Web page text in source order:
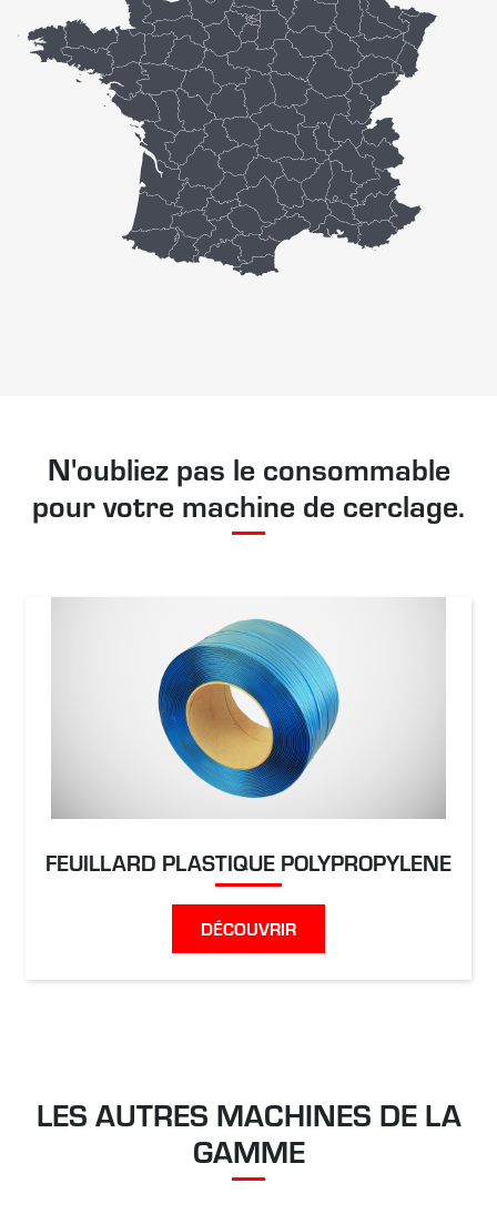
N'oubliez pas le consommable
pour votre machine de cerclage.
FEUILLARD PLASTIQUE POLYPROPYLENE
DÉCOUVRIR
LES AUTRES MACHINES DE LA
GAMME